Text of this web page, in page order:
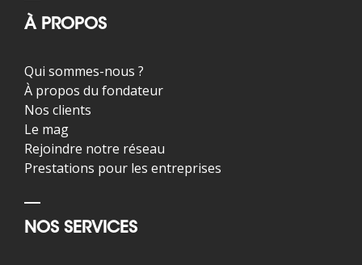
À PROPOS
Qui sommes-nous ?
À propos du fondateur
Nos clients
Le mag
Rejoindre notre réseau
Prestations pour les entreprises
NOS SERVICES